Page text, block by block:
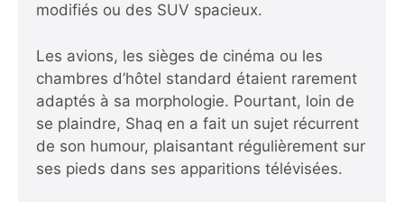
modifiés ou des SUV spacieux.
Les avions, les sièges de cinéma ou les
chambres d’hôtel standard étaient rarement
adaptés à sa morphologie. Pourtant, loin de
se plaindre, Shaq en a fait un sujet récurrent
de son humour, plaisantant régulièrement sur
ses pieds dans ses apparitions télévisées.